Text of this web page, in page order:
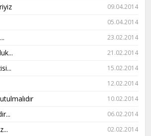
09.04.2014
05.04.2014
23.02.2014
21.02.2014
15.02.2014
12.02.2014
10.02.2014
06.02.2014
02.02.2014